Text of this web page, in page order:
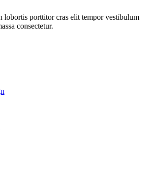
lobortis porttitor cras elit tempor vestibulum
consectetur.